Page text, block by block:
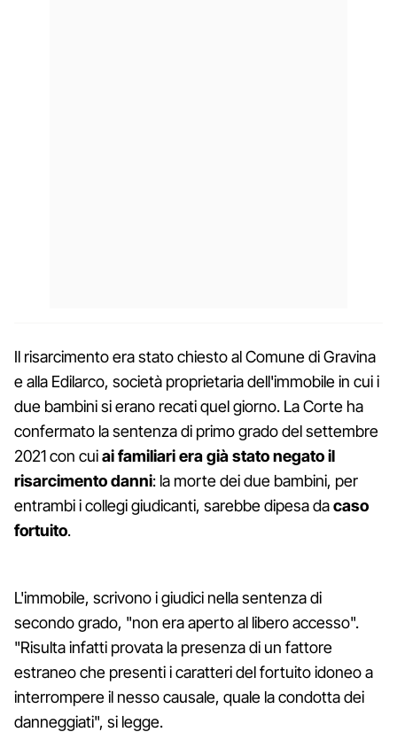
Il risarcimento era stato chiesto al Comune di Gravina
e alla Edilarco, società proprietaria dell'immobile in cui i
due bambini si erano recati quel giorno. La Corte ha
confermato la sentenza di primo grado del settembre
2021 con cuiai familiari era già stato negato il
risarcimento danni: la morte dei due bambini, per
entrambi i collegi giudicanti, sarebbe dipesa dacaso
fortuito.
L'immobile, scrivono i giudici nella sentenza di
secondo grado, "non era aperto al libero accesso".
"Risulta infatti provata la presenza di un fattore
estraneo che presenti i caratteri del fortuito idoneo a
interrompere il nesso causale, quale la condotta dei
danneggiati", si legge.